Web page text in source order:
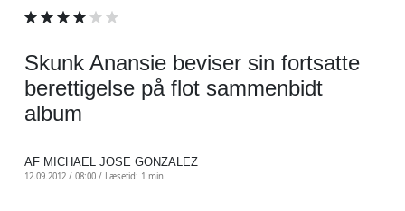
Skunk Anansie beviser sin fortsatte
berettigelse på flot sammenbidt
album
AF MICHAEL JOSE GONZALEZ
12.09.2012 / 08:00 / Læsetid: 1 min